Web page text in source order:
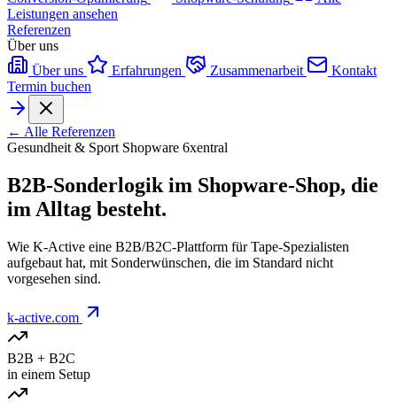
Leistungen ansehen
Referenzen
Über uns
Über uns
Erfahrungen Zusammenarbeit
Kontakt
Termin buchen
← Alle Referenzen
Gesundheit & Sport Shopware 6xentral
B2B-Sonderlogik im Shopware-Shop, die
im Alltag besteht.
Wie K-Active eine B2B/B2C-Plattform für Tape-Spezialisten
aufgebaut hat, mit Sonderwünschen, die im Standard nicht
vorgesehen sind.
k-active.com
B2B + B2C
in einem Setup